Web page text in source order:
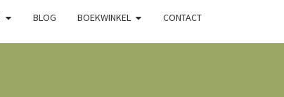
BLOG BOEKWINKEL CONTACT